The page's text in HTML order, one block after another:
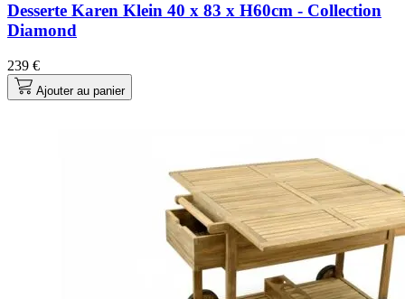
Desserte Karen Klein 40 x 83 x H60cm - Collection
Diamond
239 €
Ajouter au panier